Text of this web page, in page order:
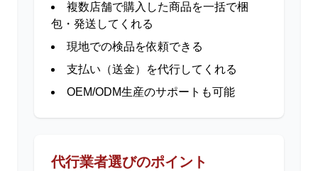
複数店舗で購入した商品を一括で梱
包・発送してくれる
現地での検品を依頼できる
支払い（送金）を代行してくれる
OEM/ODM生産のサポートも可能
代行業者選びのポイント